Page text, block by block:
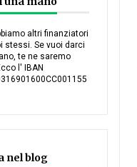
altri finanziatori
stessi. Se vuoi darci
te ne saremo
l' IBAN
nel blog